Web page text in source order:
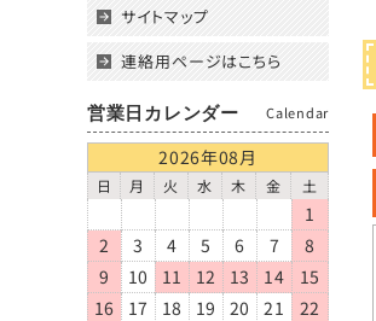
サイトマップ
連絡用ページはこちら
営業日カレンダー Calendar
2026年08月
日 月 火 水 木 金 土
1
2
3 4 5 6 7
8
9
10 11 12 13 14
15
16
17 18 19 20 21
22